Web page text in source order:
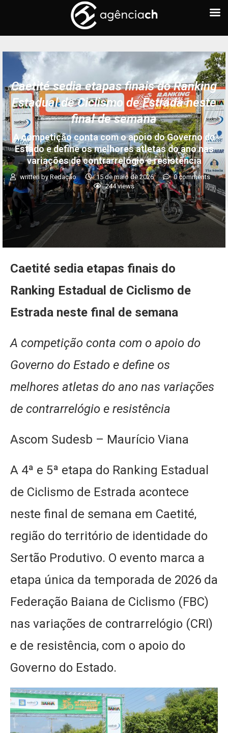
Caetité sedia etapas finais do Ranking
Estadual de Ciclismo de Estrada neste
final de semana
A competição conta com o apoio do Governo do
Estado e define os melhores atletas do ano nas
variações de contrarrelógio e resistência
written byRedação 15 de maio de 2026
0 comments
244views
Caetité sedia etapas finais do
Ranking Estadual de Ciclismo de
Estrada neste final de semana
A competição conta com o apoio do
Governo do Estado e define os
melhores atletas do ano nas variações
de contrarrelógio e resistência
Ascom Sudesb – Maurício Viana
A 4ª e 5ª etapa do Ranking Estadual
de Ciclismo de Estrada acontece
neste final de semana em Caetité,
região do território de identidade do
Sertão Produtivo. O evento marca a
etapa única da temporada de 2026 da
Federação Baiana de Ciclismo (FBC)
nas variações de contrarrelógio (CRI)
e de resistência, com o apoio do
Governo do Estado.